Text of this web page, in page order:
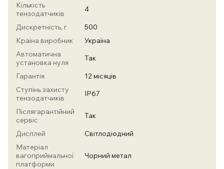
Кількість
тензодатчиків
4
Дискретність, г
500
Країна виробник
Україна
Автоматична
установка нуля
Так
Гарантія
12 місяців
Ступінь захисту
тензодатчиків
IP67
Післягарантійний
сервіс
Так
Дисплей
Світлодіодний
Матеріал
вагоприймальної
платформи
Чорний метал